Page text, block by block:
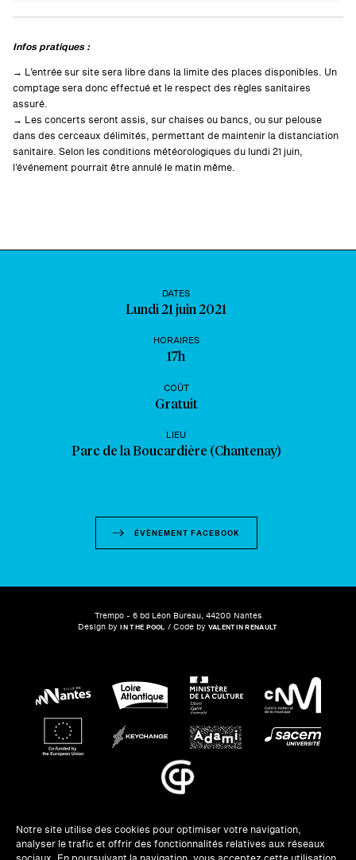
Notre site utilise des cookies pour optimiser votre navigation,
analyser le trafic et offrir des fonctionnalités relatives aux réseaux
Infos pratiques :
→ L’entrée sur site sera libre dans la limite des places disponibles. Un
comptage sera donc effectué et le respect des règles sanitaires
assuré.
→ Les concerts seront assis, sur chaises ou bancs, ou sur pelouse
dans des cerceaux délimités, permettant de maintenir la distanciation
sanitaire. Selon les conditions météorologiques du lundi 21 juin,
l’événement pourrait être annulé le matin même.
DATES
Lundi 21 juin 2021
HORAIRES
17h
COÛT
Gratuit
LIEU
Parc de la Boucardière (Chantenay)
ÉVÈNEMENT FACEBOOK
Trempo - 6 bd Léon Bureau, 44200 Nantes
Design byIN THE POOL / Code by VALENTIN RENAULT
NEWSLETTERS